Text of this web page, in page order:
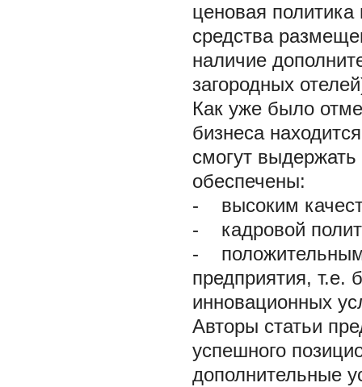
ценовая
средства
наличие
загородных
Как уже было
бизнеса
смогут
обеспечены:
-
высоким
-
кадровой
-
положительным
предприятия, т.е.
инновационных
Авторы статьи
успешного
дополнительные